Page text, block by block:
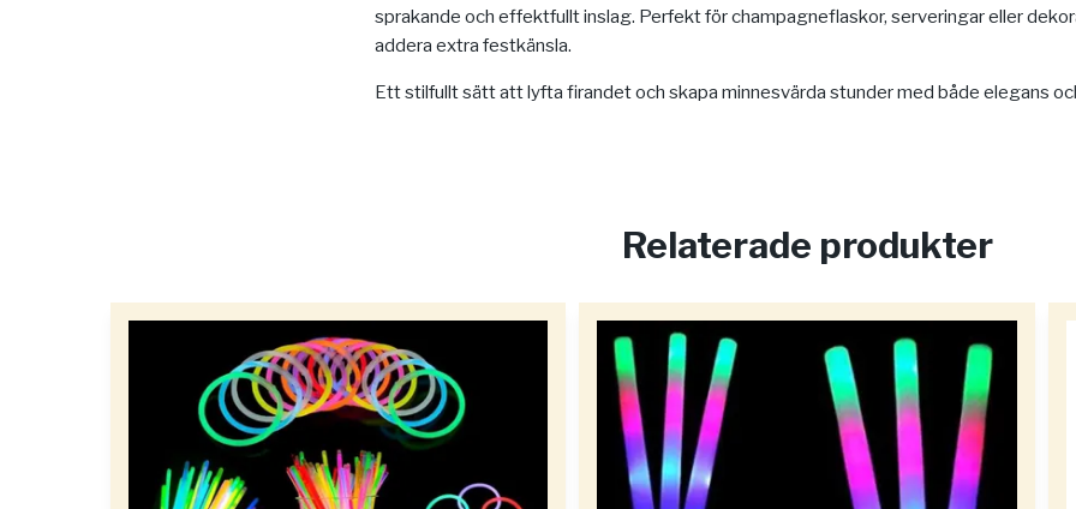
sprakande och effektfullt inslag. Perfekt för champagneflaskor, serveringar eller
addera extra festkänsla.
Ett stilfullt sätt att lyfta firandet och skapa minnesvärda stunder med både elegans
Relaterade produkter